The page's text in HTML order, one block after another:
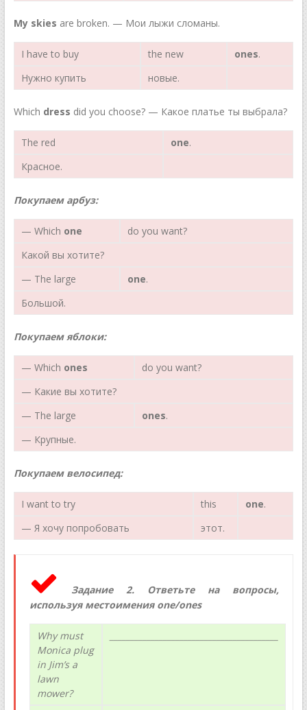
My skies are broken. — Мои лыжи сломаны.
I have to buy the new ones.
Нужно купить
новые.
Which dress did you choose? — Какое платье ты выбрала?
The red one.
Красное.
Покупаем арбуз:
— Which one
do you want?
Какой вы хотите?
— The large
one.
Большой.
Покупаем яблоки:
— Which ones
do you want?
— Какие вы хотите?
— The large
ones.
— Крупные.
Покупаем велосипед:
I want to try this one.
— Я хочу попробовать
этот.
Задание 2. Ответьте на вопросы,
используя местоимения one/ones
Why must
Monica plug
in Jim’s a
lawn
mower?